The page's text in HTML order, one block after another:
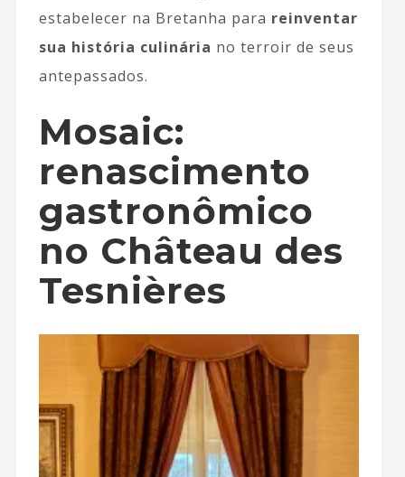
estabelecer na Bretanha para reinventar
sua história culinária no terroir de seus
antepassados.
Mosaic:
renascimento
gastronômico
no Château des
Tesnières